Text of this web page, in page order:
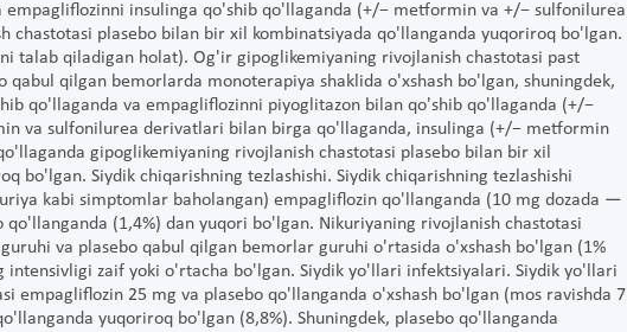
insulinga qo'shib qo'llaganda (+/− metformin va +/− sulfonilurea
chastotasi plasebo bilan bir xil kombinatsiyada qo'llanganda yuqoriroq bo'lgan.
talab qiladigan holat). Og'ir gipoglikemiyaning rivojlanish chastotasi past
qabul qilgan bemorlarda monoterapiya shaklida o'xshash bo'lgan, shuningdek,
qo'llaganda va empagliflozinni piyoglitazon bilan qo'shib qo'llaganda (+/−
va sulfonilurea derivatlari bilan birga qo'llaganda, insulinga (+/− metformin
gipoglikemiyaning rivojlanish chastotasi plasebo bilan bir xil
bo'lgan. Siydik chiqarishning tezlashishi. Siydik chiqarishning tezlashishi
kabi simptomlar baholangan) empagliflozin qo'llanganda (10 mg dozada —
qo'llanganda (1,4%) dan yuqori bo'lgan. Nikuriyaning rivojlanish chastotasi
va plasebo qabul qilgan bemorlar guruhi o'rtasida o'xshash bo'lgan (1%
intensivligi zaif yoki o'rtacha bo'lgan. Siydik yo'llari infektsiyalari. Siydik yo'llari
empagliflozin 25 mg va plasebo qo'llanganda o'xshash bo'lgan (mos ravishda 7
yuqoriroq bo'lgan (8,8%). Shuningdek, plasebo qo'llanganda